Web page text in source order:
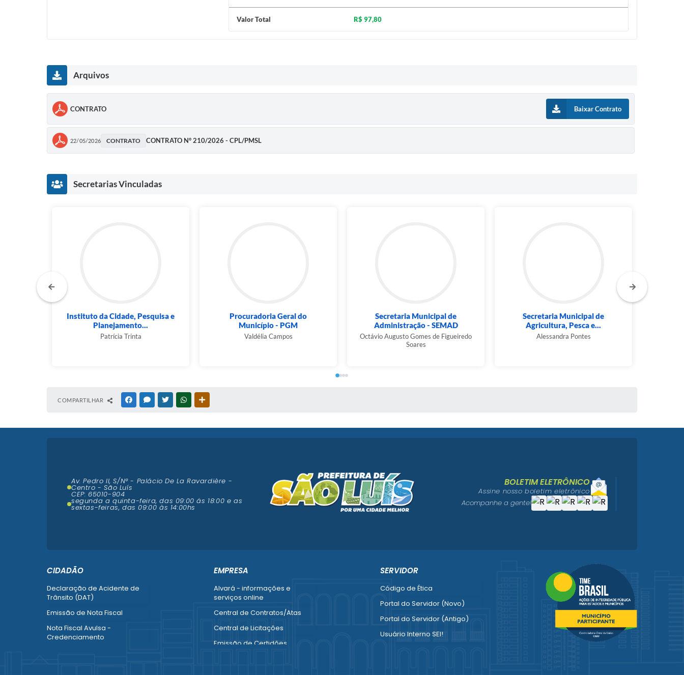
Valor Total R$ 97,80
Arquivos
CONTRATO Baixar Contrato
22/05/2026 CONTRATO CONTRATO N° 210/2026 - CPL/PMSL
Secretarias Vinculadas
Instituto da Cidade, Pesquisa e
Planejamento...
Patrícia Trinta
Procuradoria Geral do
Município - PGM
Valdélia Campos
Secretaria Municipal de
Administração - SEMAD
Octávio Augusto Gomes de Figueiredo
Soares
Secretaria Municipal de
Agricultura, Pesca e...
Alessandra Pontes
COMPARTILHAR FACEBOOKMESSENGER
TWITTERWHATSAPP
CIDADÃO
Declaração de Acidente de
Trânsito (DAT)
Emissão de Nota Fiscal
Nota Fiscal Avulsa -
Credenciamento
EMPRESA
Alvará - informações e
serviços online
Central de Contratos/Atas
Central de Licitações
Emissão de Certidões
SERVIDOR
Código de Ética
Portal do Servidor (Novo)
Portal do Servidor (Antigo)
Usuário Interno SEI!
Av. Pedro II, S/N° - Palácio De La Ravardière -
Centro - São Luís
CEP: 65010-904
segunda a quinta-feira, das 09:00 ás 18:00 e as
sextas-feiras, das 09:00 às 14:00hs
BOLETIM ELETRÔNICO
Assine nosso boletim eletrônico
Acompanhe a gente!